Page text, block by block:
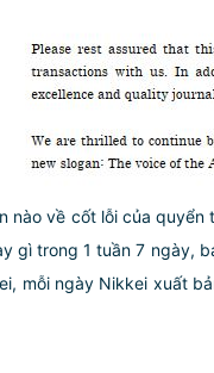
nào về cốt lỗi của
gì trong 1 tuần 7 ngày,
mỗi ngày Nikkei xuất